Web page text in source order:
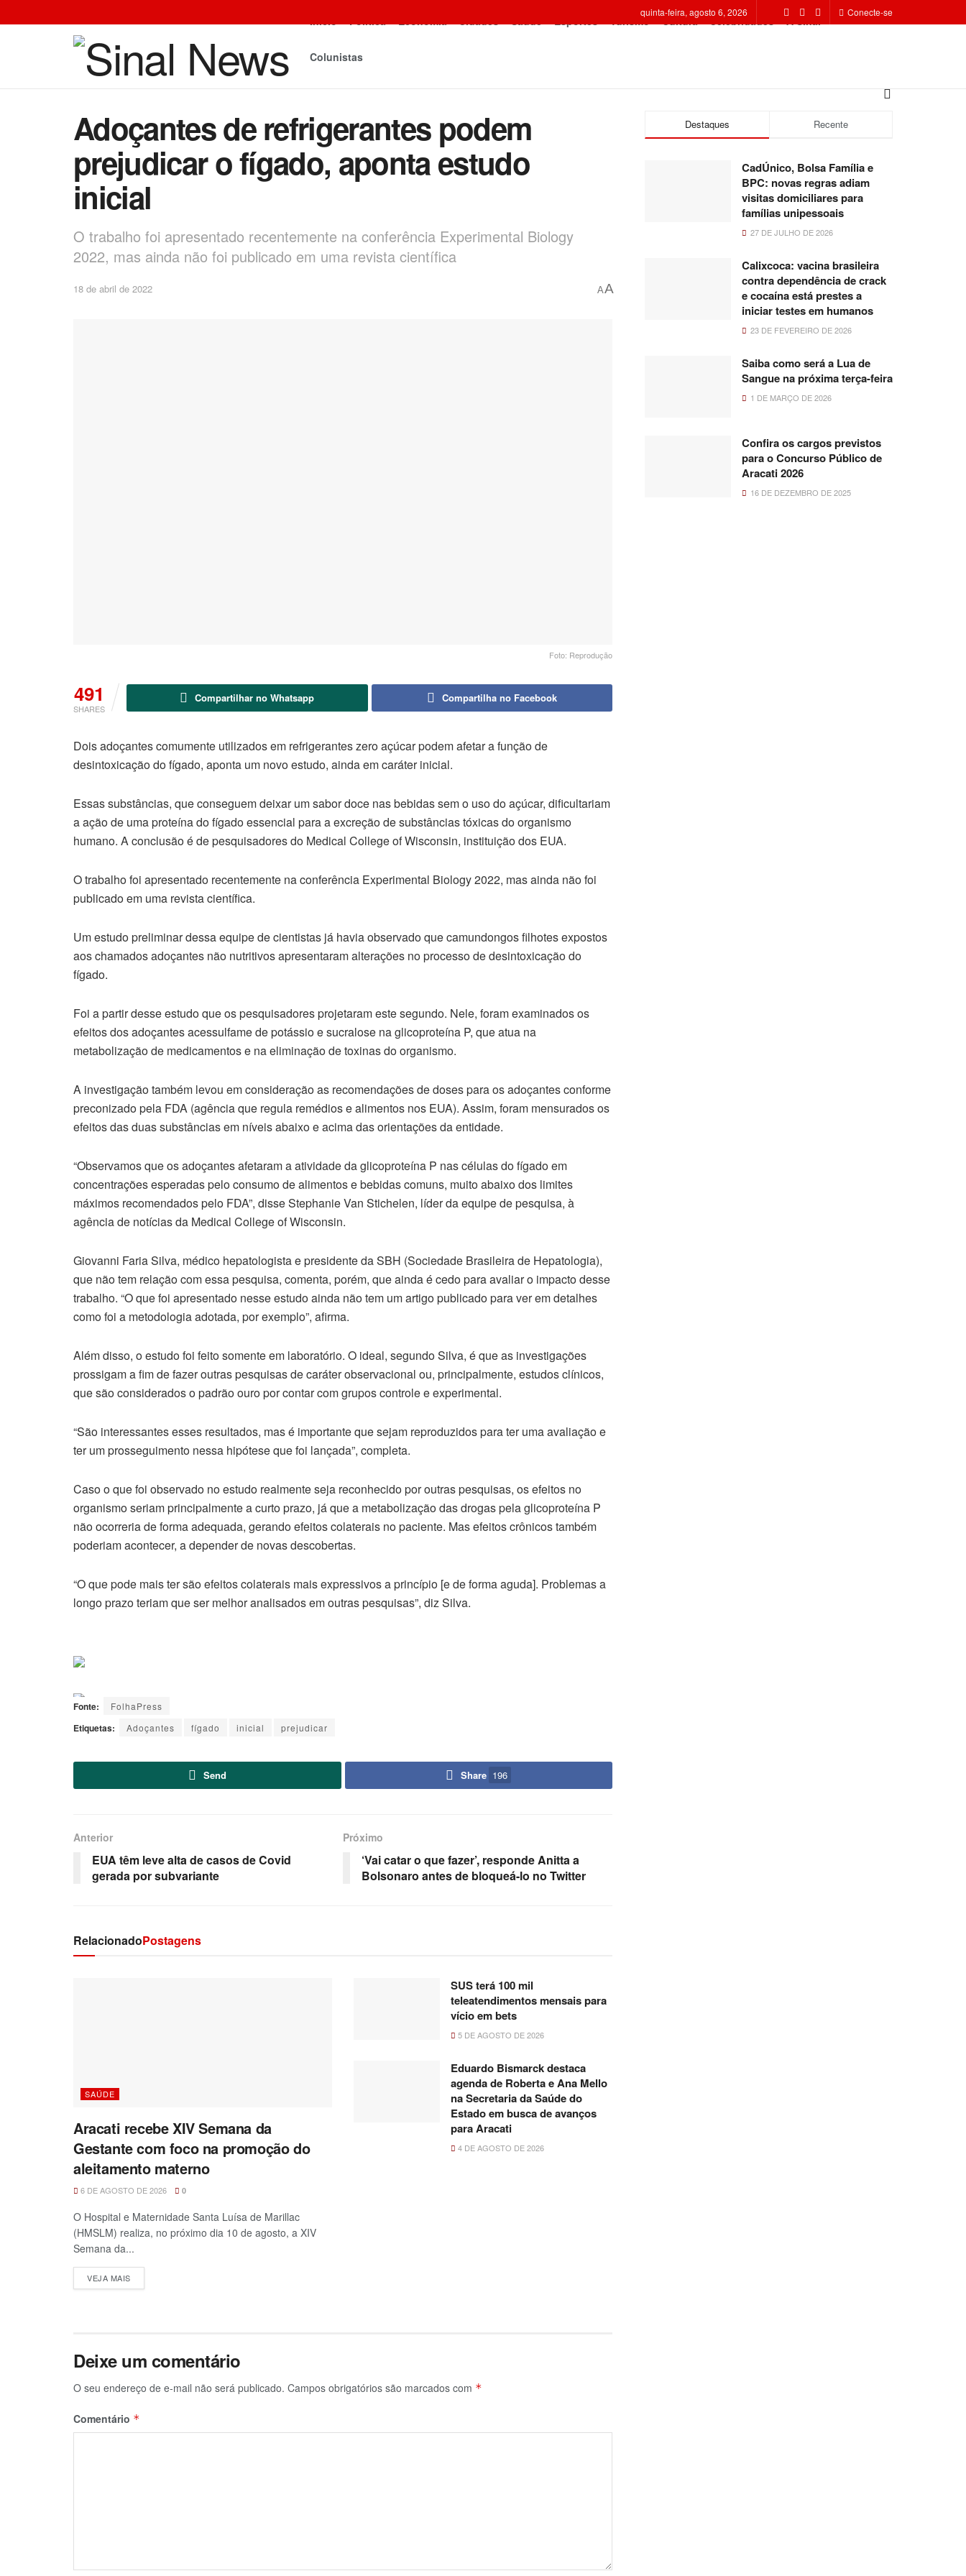
quinta-feira, agosto 6, 2026 Conecte-se
Turismo Cultura Celebridades A Sinal
Colunistas
Adoçantes de refrigerantes podem
prejudicar o fígado, aponta estudo
inicial
O trabalho foi apresentado recentemente na conferência Experimental Biology
2022, mas ainda não foi publicado em uma revista científica
18 de abril de 2022 AA
Foto: Reprodução
491
SHARES
Compartilhar no Whatsapp Compartilha no Facebook
Dois adoçantes comumente utilizados em refrigerantes zero açúcar podem afetar a função de
desintoxicação do fígado, aponta um novo estudo, ainda em caráter inicial.
Essas substâncias, que conseguem deixar um sabor doce nas bebidas sem o uso do açúcar, dificultariam
a ação de uma proteína do fígado essencial para a excreção de substâncias tóxicas do organismo
humano. A conclusão é de pesquisadores do Medical College of Wisconsin, instituição dos EUA.
O trabalho foi apresentado recentemente na conferência Experimental Biology 2022, mas ainda não foi
publicado em uma revista científica.
Um estudo preliminar dessa equipe de cientistas já havia observado que camundongos filhotes expostos
aos chamados adoçantes não nutritivos apresentaram alterações no processo de desintoxicação do
fígado.
Foi a partir desse estudo que os pesquisadores projetaram este segundo. Nele, foram examinados os
efeitos dos adoçantes acessulfame de potássio e sucralose na glicoproteína P, que atua na
metabolização de medicamentos e na eliminação de toxinas do organismo.
A investigação também levou em consideração as recomendações de doses para os adoçantes conforme
preconizado pela FDA (agência que regula remédios e alimentos nos EUA). Assim, foram mensurados os
efeitos das duas substâncias em níveis abaixo e acima das orientações da entidade.
“Observamos que os adoçantes afetaram a atividade da glicoproteína P nas células do fígado em
concentrações esperadas pelo consumo de alimentos e bebidas comuns, muito abaixo dos limites
máximos recomendados pelo FDA”, disse Stephanie Van Stichelen, líder da equipe de pesquisa, à
agência de notícias da Medical College of Wisconsin.
Giovanni Faria Silva, médico hepatologista e presidente da SBH (Sociedade Brasileira de Hepatologia),
que não tem relação com essa pesquisa, comenta, porém, que ainda é cedo para avaliar o impacto desse
trabalho. “O que foi apresentado nesse estudo ainda não tem um artigo publicado para ver em detalhes
como foi a metodologia adotada, por exemplo”, afirma.
Além disso, o estudo foi feito somente em laboratório. O ideal, segundo Silva, é que as investigações
prossigam a fim de fazer outras pesquisas de caráter observacional ou, principalmente, estudos clínicos,
que são considerados o padrão ouro por contar com grupos controle e experimental.
“São interessantes esses resultados, mas é importante que sejam reproduzidos para ter uma avaliação e
ter um prosseguimento nessa hipótese que foi lançada”, completa.
Caso o que foi observado no estudo realmente seja reconhecido por outras pesquisas, os efeitos no
organismo seriam principalmente a curto prazo, já que a metabolização das drogas pela glicoproteína P
não ocorreria de forma adequada, gerando efeitos colaterais no paciente. Mas efeitos crônicos também
poderiam acontecer, a depender de novas descobertas.
“O que pode mais ter são efeitos colaterais mais expressivos a princípio [e de forma aguda]. Problemas a
longo prazo teriam que ser melhor analisados em outras pesquisas”, diz Silva.
Fonte: FolhaPress
Etiquetas: Adoçantes fígado inicial prejudicar
Send Share 196
Anterior
EUA têm leve alta de casos de Covid
gerada por subvariante
Próximo
‘Vai catar o que fazer’, responde Anitta a
Bolsonaro antes de bloqueá-lo no Twitter
RelacionadoPostagens
SAÚDE
Aracati recebe XIV Semana da
Gestante com foco na promoção do
aleitamento materno
6 DE AGOSTO DE 2026 0
O Hospital e Maternidade Santa Luísa de Marillac
(HMSLM) realiza, no próximo dia 10 de agosto, a XIV
Semana da...
VEJA MAISDETAILS
SUS terá 100 mil
teleatendimentos mensais para
vício em bets
5 DE AGOSTO DE 2026
Eduardo Bismarck destaca
agenda de Roberta e Ana Mello
na Secretaria da Saúde do
Estado em busca de avanços
para Aracati
4 DE AGOSTO DE 2026
Deixe um comentário
O seu endereço de e-mail não será publicado. Campos obrigatórios são marcados com *
Comentário *
Destaques Recente
CadÚnico, Bolsa Família e
BPC: novas regras adiam
visitas domiciliares para
famílias unipessoais
27 DE JULHO DE 2026
Calixcoca: vacina brasileira
contra dependência de crack
e cocaína está prestes a
iniciar testes em humanos
23 DE FEVEREIRO DE 2026
Saiba como será a Lua de
Sangue na próxima terça-feira
1 DE MARÇO DE 2026
Confira os cargos previstos
para o Concurso Público de
Aracati 2026
16 DE DEZEMBRO DE 2025